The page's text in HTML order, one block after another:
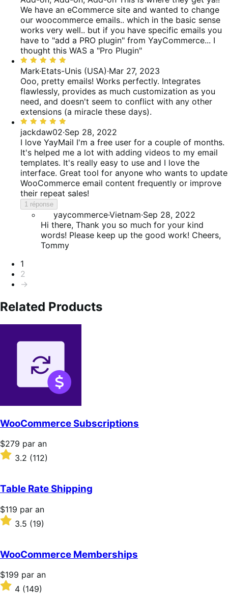
5
We have an eCommerce site and wanted to change
our woocommerce emails.. which in the basic sense
works very well.. but if you have specific emails you
have to "add a PRO plugin" from YayCommerce... I
thought this WAS a "Pro Plugin"
Noté
5
sur
5
Mark·Etats-Unis (USA)·Mar 27, 2023
Ooo, pretty emails! Works perfectly. Integrates
flawlessly, provides as much customization as you
need, and doesn't seem to conflict with any other
extensions (a miracle these days).
Noté
5
sur
5
jackdaw02·Sep 28, 2022
I love YayMail I'm a free user for a couple of months.
It's helped me a lot with adding videos to my email
templates. It's really easy to use and I love the
interface. Great tool for anyone who wants to update
WooCommerce email content frequently or improve
their repeat sales!
1 réponse
yaycommerce·Vietnam·Sep 28, 2022
Hi there, Thank you so much for your kind
words! Please keep up the good work! Cheers,
Tommy
Pagination
1
2
→
Related Products
WooCommerce Subscriptions
Prix
$279
$279 par an
Noté
5 étoiles
3.2 (112)
Table Rate Shipping
Prix
$119
par
$119 par an
Noté
3.5
5 étoiles
3.5 (19)
WooCommerce Memberships
Prix
$199
$199 par an
Noté4 (149)